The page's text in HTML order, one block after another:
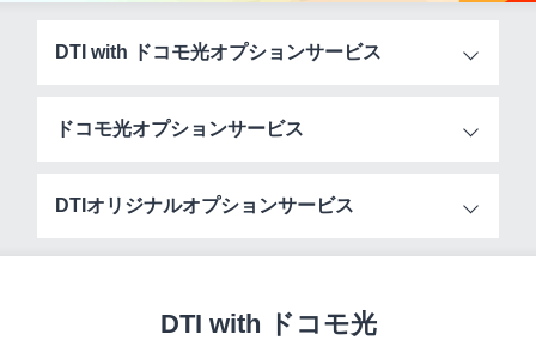
DTI with ドコモ光オプションサービス
ドコモ光オプションサービス
DTIオリジナルオプションサービス
DTI with ドコモ光